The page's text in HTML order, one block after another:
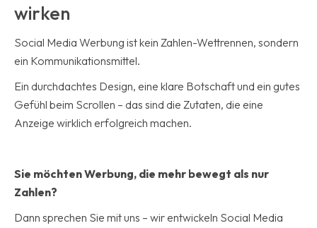
wirken
Social Media Werbung ist kein Zahlen-Wettrennen, sondern
ein Kommunikationsmittel.
Ein durchdachtes Design, eine klare Botschaft und ein gutes
Gefühl beim Scrollen – das sind die Zutaten, die eine
Anzeige wirklich erfolgreich machen.
Sie möchten Werbung, die mehr bewegt als nur
Zahlen?
Dann sprechen Sie mit uns – wir entwickeln Social Media